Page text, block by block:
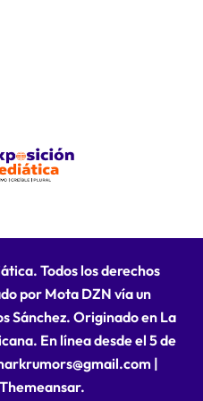
Todos los derechos
por Mota DZN vía un
Sánchez. Originado en La
En línea desde el 5 de
|
Themeansar.